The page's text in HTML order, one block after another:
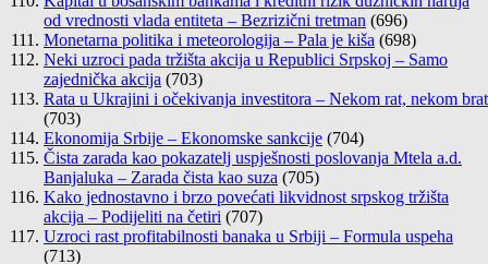
od vrednosti vlada entiteta – Bezrizični tretman (696)
Monetarna politika i meteorologija – Pala je kiša (698)
Neki uzroci pada tržišta akcija u Republici Srpskoj – Samo
zajednička akcija (703)
Rata u Ukrajini i očekivanja investitora – Nekom rat, nekom brat
(703)
Ekonomija Srbije – Ekonomske sankcije (704)
Čista zarada kao pokazatelj uspješnosti poslovanja Mtela a.d.
Banjaluka – Zarada čista kao suza (705)
Kako jednostavno i brzo povećati likvidnost srpskog tržišta
akcija – Podijeliti na četiri (707)
Uzroci rast profitabilnosti banaka u Srbiji – Formula uspeha
(713)